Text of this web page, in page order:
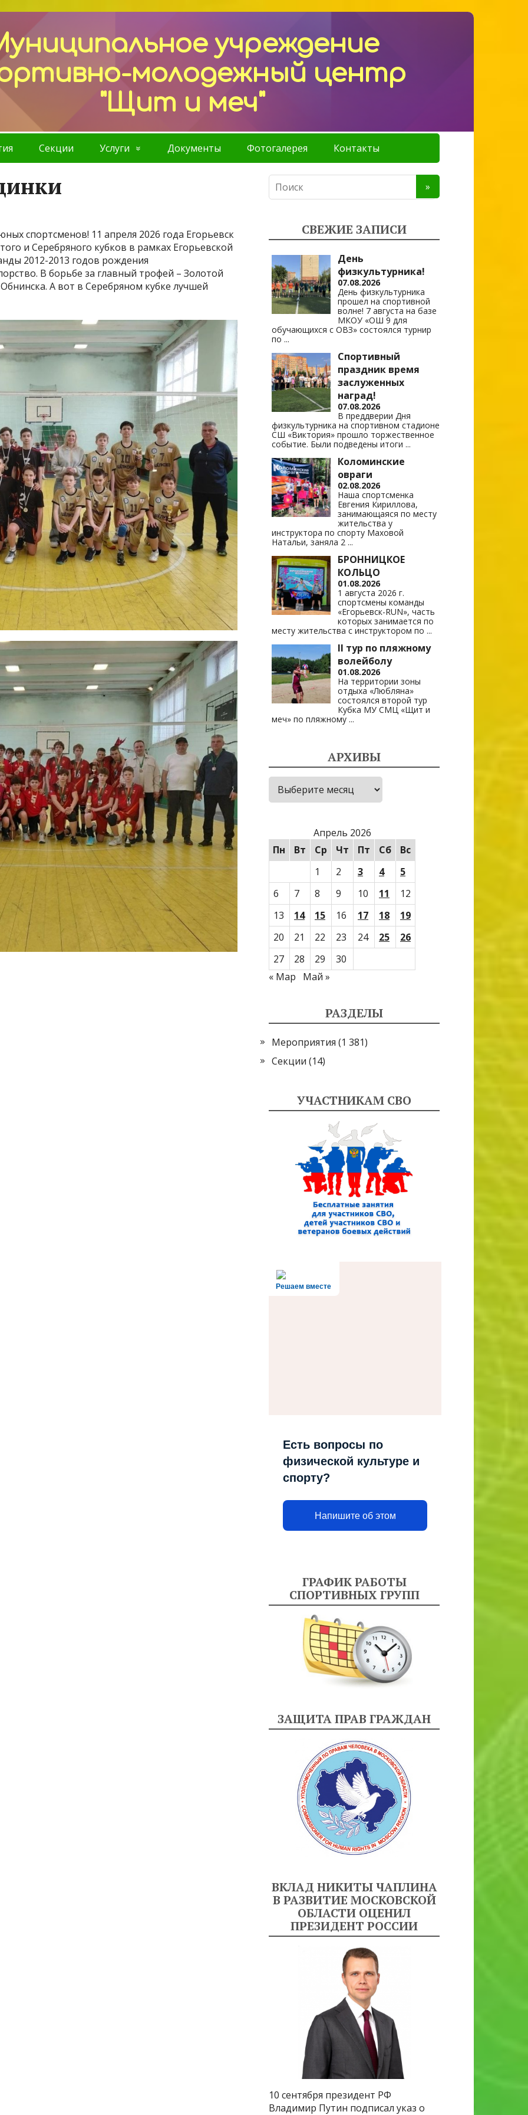
учреждение
молодежный центр
"Щит и меч"
Секции Услуги Документы Фотогалерея Контакты
спортсменов! 11 апреля 2026 года Егорьевск
и Серебряного кубков в рамках Егорьевской
2012-2013 годов рождения
В борьбе за главный трофей – Золотой
А вот в Серебряном кубке лучшей
СВЕЖИЕ ЗАПИСИ
День
физкультурника!
07.08.2026
День физкультурника
прошел на спортивной
волне! 7 августа на базе
МКОУ «ОШ 9 для
обучающихся с ОВЗ» состоялся турнир
по...
Спортивный
праздник время
заслуженных
наград!
07.08.2026
В преддверии Дня
физкультурника на спортивном стадионе
СШ «Виктория» прошло торжественное
событие. Были подведены итоги ...
Коломинские
овраги
02.08.2026
Наша спортсменка
Евгения Кириллова,
занимающаяся по месту
жительства у
инструктора по спорту Маховой
Натальи, заняла 2 ...
БРОННИЦКОЕ
КОЛЬЦО
01.08.2026
1 августа 2026 г.
спортсмены команды
«Егорьевск-RUN», часть
которых занимается по
месту жительства с инструктором по ...
II тур по пляжному
волейболу
01.08.2026
На территории зоны
отдыха «Любляна»
состоялся второй тур
Кубка МУ СМЦ «Щит и
меч» по пляжному ...
АРХИВЫ
Архивы
Апрель 2026
Пн
Вт Ср Чт Пт Сб
Вс
1
2 3 4
5
6
7 8 9 10 11
12
13
14 15 16 17 18
19
20
21 22 23 24 25
26
27
28 29
30
« Мар
Май »
РАЗДЕЛЫ
Мероприятия (1 381)
Секции (14)
УЧАСТНИКАМ СВО
Решаем вместе
Есть вопросы по
физической культуре и
спорту?
Напишите об этом
ГРАФИК РАБОТЫ
СПОРТИВНЫХ ГРУПП
ЗАЩИТА ПРАВ ГРАЖДАН
ВКЛАД НИКИТЫ ЧАПЛИНА
В РАЗВИТИЕ МОСКОВСКОЙ
ОБЛАСТИ ОЦЕНИЛ
ПРЕЗИДЕНТ РОССИИ
10 сентября президент РФ
Владимир Путин подписал указ о